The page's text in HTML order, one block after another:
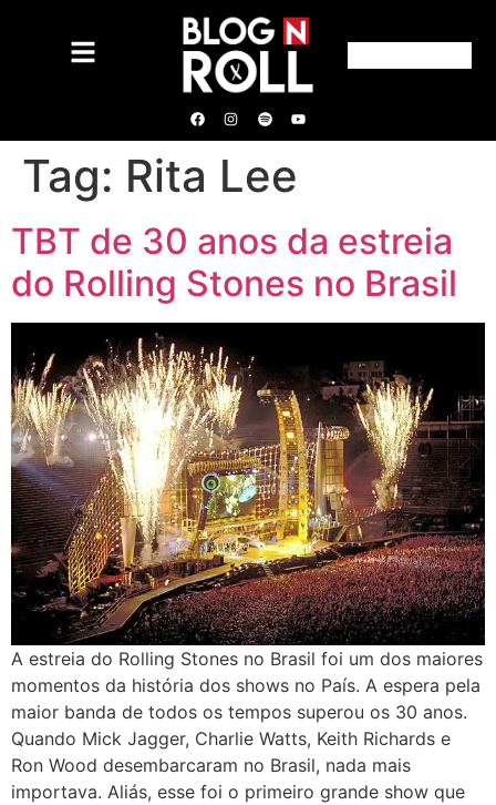
Tag: Rita Lee
TBT de 30 anos da estreia
do Rolling Stones no Brasil
A estreia do Rolling Stones no Brasil foi um dos maiores
momentos da história dos shows no País. A espera pela
maior banda de todos os tempos superou os 30 anos.
Quando Mick Jagger, Charlie Watts, Keith Richards e
Ron Wood desembarcaram no Brasil, nada mais
importava. Aliás, esse foi o primeiro grande show que